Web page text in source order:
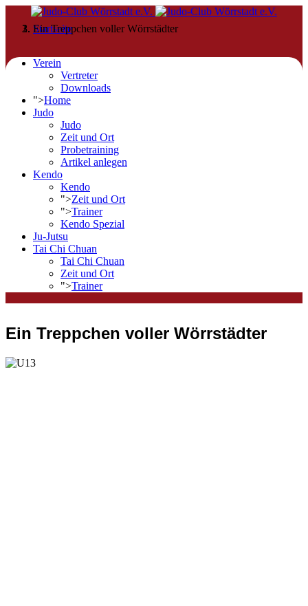
Startseite
Ein Treppchen voller Wörrstädter
Verein
Vertreter
Downloads
">Home
Judo
Judo
Zeit und Ort
Probetraining
Artikel anlegen
Kendo
Kendo
">Zeit und Ort
">Trainer
Kendo Spezial
Ju-Jutsu
Tai Chi Chuan
Tai Chi Chuan
Zeit und Ort
">Trainer
Ein Treppchen voller Wörrstädter